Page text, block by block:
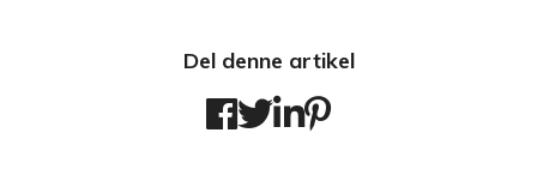
Del denne artikel